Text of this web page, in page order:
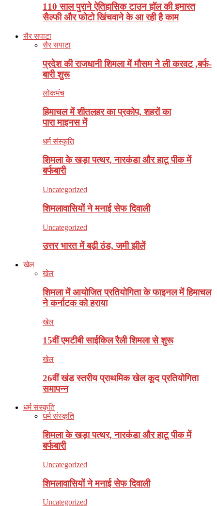
110 साल पुराने ऐतिहासिक टाउन हॉल की इमारत
सैल्फी और फोटो खिंचवाने के आ रही है काम
सैर सपाटा
सैर सपाटा
प्रदेश की राजधानी शिमला में मौसम ने ली करवट ,बर्फ-
बारी शुरू
लोकमंच
हिमाचल में शीतलहर का प्रकोप, शहरों का
पारा माइनस में
धर्म संस्कृति
शिमला के खड़ा पत्थर, नारकंडा और हाटू पीक में
बर्फबारी
Uncategorized
शिमलावासियों ने मनाई सेफ दिवाली
Uncategorized
उत्तर भारत में बढ़ी ठंड, जमी झीलें
खेल
खेल
शिमला में आयोजित प्रतियोगिता के फाइनल में हिमाचल
ने कर्नाटक को हराया
खेल
15वीं एमटीबी साईकिल रैली शिमला से शुरू
खेल
26वीं खंड स्तरीय प्राथमिक खेल कूद प्रतियोगिता
समापन्न
धर्म संस्कृति
धर्म संस्कृति
शिमला के खड़ा पत्थर, नारकंडा और हाटू पीक में
बर्फबारी
Uncategorized
शिमलावासियों ने मनाई सेफ दिवाली
Uncategorized